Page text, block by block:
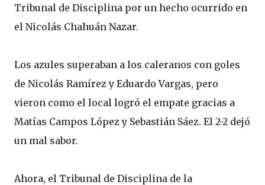
Tribunal de Disciplina por un hecho ocurrido en
el Nicolás Chahuán Nazar.
Los azules superaban a los caleranos con goles
de Nicolás Ramírez y Eduardo Vargas, pero
vieron como el local logró el empate gracias a
Matías Campos López y Sebastián Sáez. El 2-2 dejó
un mal sabor.
Ahora, el Tribunal de Disciplina de la